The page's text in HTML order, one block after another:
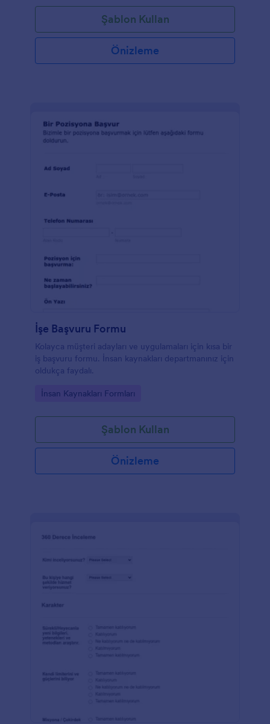
Şablon Kullan
Önizleme
İşe Başvuru Formu
Kolayca müşteri adayları ve uygulamaları için kısa bir
iş başvuru formu. İnsan kaynakları departmanınız için
oldukça faydalı.
Go to Category:
İnsan Kaynakları Formları
Şablon Kullan
Önizleme